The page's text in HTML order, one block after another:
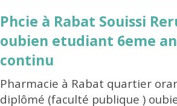
Phcie à Rabat Souissi
oubien etudiant 6eme
continu
Pharmacie à Rabat quartier
diplômé (faculté publique )